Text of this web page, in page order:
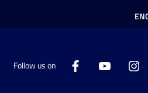
Follow us on